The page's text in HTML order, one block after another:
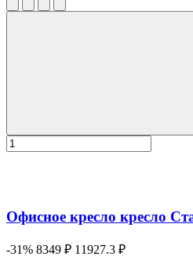
Офисное кресло кресло
-31% 8349 ₽ 11927.3 ₽